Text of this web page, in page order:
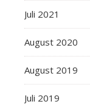
Juli 2021
August 2020
August 2019
Juli 2019